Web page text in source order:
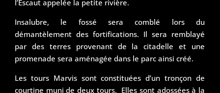
l’Escaut appelée la petite rivière.
Insalubre, le fossé sera comblé lors du
démantèlement des fortifications. Il sera remblayé
par des terres provenant de la citadelle et une
promenade sera aménagée dans le parc ainsi créé.
Les tours Marvis sont constituées d’un tronçon de
courtine muni de deux tours. Elles sont adossées à la